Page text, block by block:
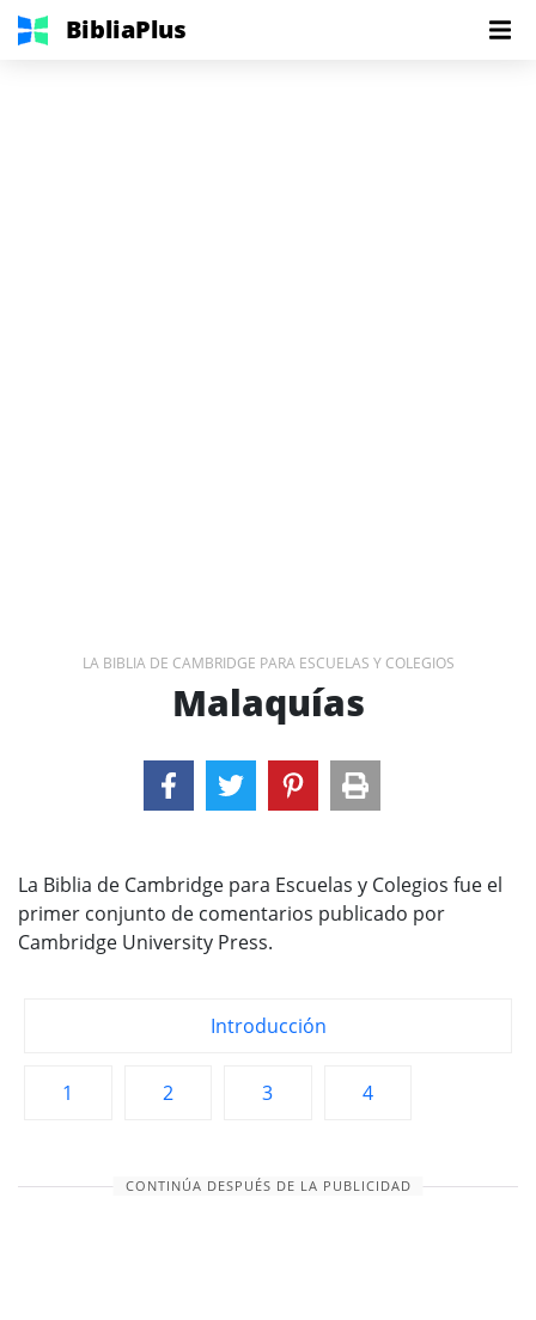
BibliaPlus
LA BIBLIA DE CAMBRIDGE PARA ESCUELAS Y COLEGIOS
Malaquías
La Biblia de Cambridge para Escuelas y Colegios fue el
primer conjunto de comentarios publicado por
Cambridge University Press.
Introducción
1 2 3 4
CONTINÚA DESPUÉS DE LA PUBLICIDAD